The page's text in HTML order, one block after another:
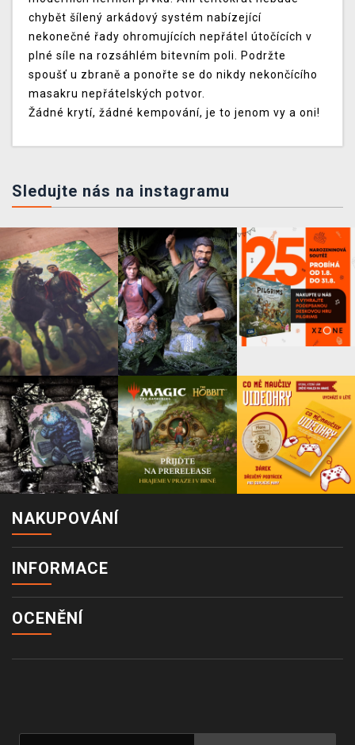
chybět šílený arkádový systém nabízející
nekonečné řady ohromujících nepřátel útočících v
plné síle na rozsáhlém bitevním poli. Podržte
spoušť u zbraně a ponořte se do nikdy nekončícího
masakru nepřátelských potvor.
Žádné krytí, žádné kempování, je to jenom vy a oni!
Sledujte nás na instagramu
NAKUPOVÁNÍ
INFORMACE
OCENĚNÍ